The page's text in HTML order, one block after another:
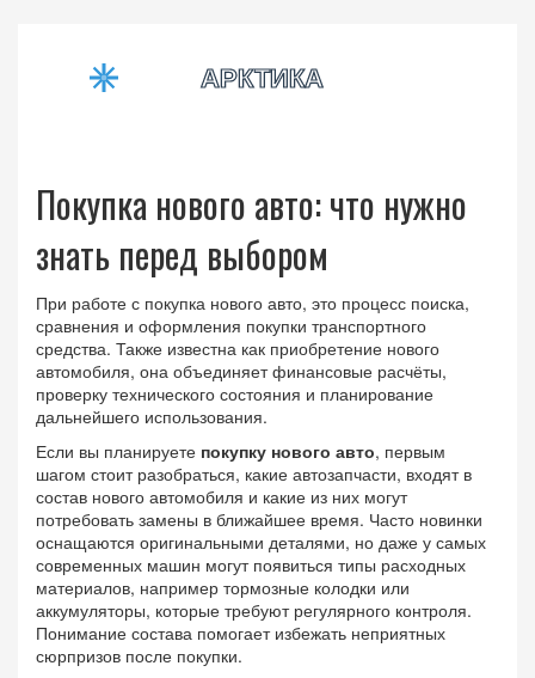
Покупка нового авто: что нужно
знать перед выбором
При работе с покупка нового авто, это процесс поиска,
сравнения и оформления покупки транспортного
средства. Также известна как приобретение нового
автомобиля, она объединяет финансовые расчёты,
проверку технического состояния и планирование
дальнейшего использования.
Если вы планируете покупку нового авто, первым
шагом стоит разобраться, какие автозапчасти, входят в
состав нового автомобиля и какие из них могут
потребовать замены в ближайшее время. Часто новинки
оснащаются оригинальными деталями, но даже у самых
современных машин могут появиться типы расходных
материалов, например тормозные колодки или
аккумуляторы, которые требуют регулярного контроля.
Понимание состава помогает избежать неприятных
сюрпризов после покупки.